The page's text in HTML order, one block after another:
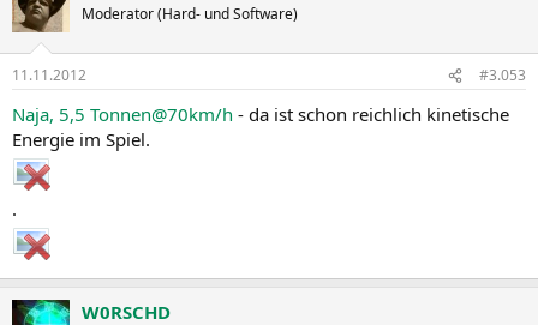
Moderator (Hard- und Software)
11.11.2012 #3.053
Naja, 5,5 Tonnen@70km/h - da ist schon reichlich kinetische
Energie im Spiel.
.
W0RSCHD